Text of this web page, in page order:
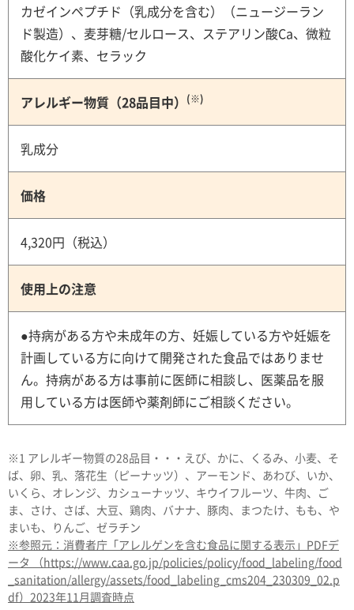
カゼインペプチド（乳成分を含む）（ニュージーラン
ド製造）、麦芽糖/セルロース、ステアリン酸Ca、微粒
酸化ケイ素、セラック
アレルギー物質（28品目中） (※)
乳成分
価格
4,320円（税込）
使用上の注意
●持病がある方や未成年の方、妊娠している方や妊娠を
計画している方に向けて開発された食品ではありませ
ん。持病がある方は事前に医師に相談し、医薬品を服
用している方は医師や薬剤師にご相談ください。
※1 アレルギー物質の28品目・・・えび、かに、くるみ、小麦、そ
ば、卵、乳、落花生（ピーナッツ）、アーモンド、あわび、いか、
いくら、オレンジ、カシューナッツ、キウイフルーツ、牛肉、ご
ま、さけ、さば、大豆、鶏肉、バナナ、豚肉、まつたけ、もも、や
まいも、りんご、ゼラチン
※参照元：消費者庁「アレルゲンを含む食品に関する表示」PDFデ
ータ （https://www.caa.go.jp/policies/policy/food_labeling/food
_sanitation/allergy/assets/food_labeling_cms204_230309_02.p
df）2023年11月調査時点